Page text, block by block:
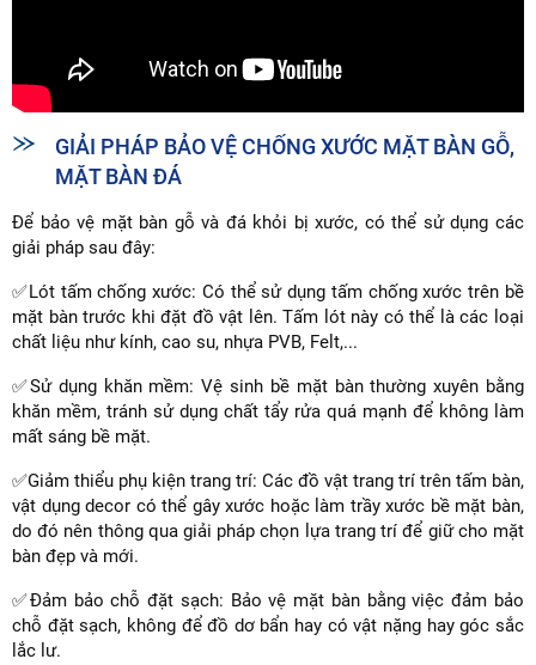
GIẢI PHÁP BẢO VỆ CHỐNG XƯỚC MẶT BÀN GỖ,
MẶT BÀN ĐÁ
Để bảo vệ mặt bàn gỗ và đá khỏi bị xước, có thể sử dụng các
giải pháp sau đây:
✅Lót tấm chống xước: Có thể sử dụng tấm chống xước trên bề
mặt bàn trước khi đặt đồ vật lên. Tấm lót này có thể là các loại
chất liệu như kính, cao su, nhựa PVB, Felt,...
✅Sử dụng khăn mềm: Vệ sinh bề mặt bàn thường xuyên bằng
khăn mềm, tránh sử dụng chất tẩy rửa quá mạnh để không làm
mất sáng bề mặt.
✅Giảm thiểu phụ kiện trang trí: Các đồ vật trang trí trên tấm bàn,
vật dụng decor có thể gây xước hoặc làm trầy xước bề mặt bàn,
do đó nên thông qua giải pháp chọn lựa trang trí để giữ cho mặt
bàn đẹp và mới.
✅Đảm bảo chỗ đặt sạch: Bảo vệ mặt bàn bằng việc đảm bảo
chỗ đặt sạch, không để đồ dơ bẩn hay có vật nặng hay góc sắc
lắc lư.